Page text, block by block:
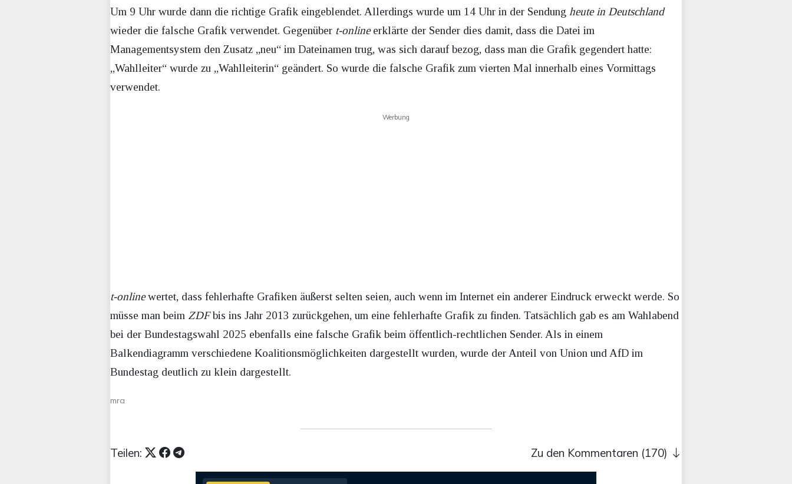
Um 9 Uhr wurde dann die richtige Grafik eingeblendet. Allerdings wurde um 14 Uhr in der Sendung heute in Deutschland
wieder die falsche Grafik verwendet. Gegenüber t-onlineerklärte der Sender dies damit, dass die Datei im
Managementsystem den Zusatz „neu“ im Dateinamen trug, was sich darauf bezog, dass man die Grafik gegendert hatte:
„Wahlleiter“ wurde zu „Wahlleiterin“ geändert. So wurde die falsche Grafik zum vierten Mal innerhalb eines Vormittags
verwendet.
Werbung
t-onlinewertet, dass fehlerhafte Grafiken äußerst selten seien, auch wenn im Internet ein anderer Eindruck erweckt werde. So
müsse man beim ZDFbis ins Jahr 2013 zurückgehen, um eine fehlerhafte Grafik zu finden. Tatsächlich gab es am Wahlabend
bei der Bundestagswahl 2025 ebenfalls eine falsche Grafik beim öffentlich-rechtlichen Sender. Als in einem
Balkendiagramm verschiedene Koalitionsmöglichkeiten dargestellt wurden, wurde der Anteil von Union und AfD im
Bundestag deutlich zu klein dargestellt.
mra
Teilen: Zu den Kommentaren (170)